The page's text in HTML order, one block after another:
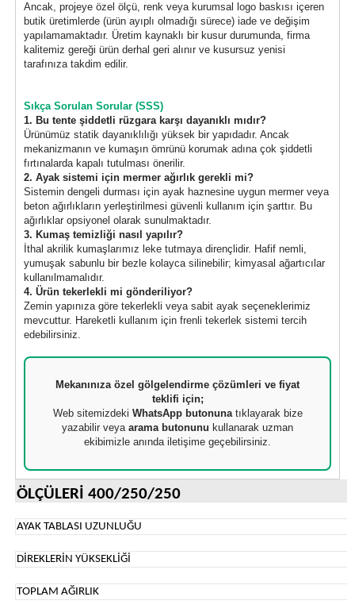
Ancak, projeye özel ölçü, renk veya kurumsal logo baskısı içeren
butik üretimlerde (ürün ayıplı olmadığı sürece) iade ve değişim
yapılamamaktadır. Üretim kaynaklı bir kusur durumunda, firma
kalitemiz gereği ürün derhal geri alınır ve kusursuz yenisi
tarafınıza takdim edilir.
Sıkça Sorulan Sorular (SSS)
1. Bu tente şiddetli rüzgara karşı dayanıklı mıdır?
Ürünümüz statik dayanıklılığı yüksek bir yapıdadır. Ancak
mekanizmanın ve kumaşın ömrünü korumak adına çok şiddetli
fırtınalarda kapalı tutulması önerilir.
2. Ayak sistemi için mermer ağırlık gerekli mi?
Sistemin dengeli durması için ayak haznesine uygun mermer veya
beton ağırlıkların yerleştirilmesi güvenli kullanım için şarttır. Bu
ağırlıklar opsiyonel olarak sunulmaktadır.
3. Kumaş temizliği nasıl yapılır?
İthal akrilik kumaşlarımız leke tutmaya dirençlidir. Hafif nemli,
yumuşak sabunlu bir bezle kolayca silinebilir; kimyasal ağartıcılar
kullanılmamalıdır.
4. Ürün tekerlekli mi gönderiliyor?
Zemin yapınıza göre tekerlekli veya sabit ayak seçeneklerimiz
mevcuttur. Hareketli kullanım için frenli tekerlek sistemi tercih
edebilirsiniz.
Mekanınıza özel gölgelendirme çözümleri ve fiyat
teklifi için;
Web sitemizdeki WhatsApp butonunatıklayarak bize
yazabilir veya arama butonunu kullanarak uzman
ekibimizle anında iletişime geçebilirsiniz.
ÖLÇÜLERİ 400/250/250
AYAK TABLASI UZUNLUĞU
DİREKLERİN YÜKSEKLİĞİ
TOPLAM AĞIRLIK